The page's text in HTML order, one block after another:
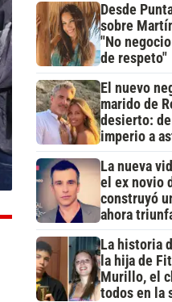
Desde
sobre
"No
de respeto"
El nuevo
marido de
desierto:
imperio a
La nueva
el ex novio
construyó
ahora
La historia
la hija de
Murillo, el
todos en la